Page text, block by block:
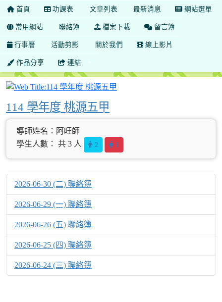
首頁 功課表 文章列表 最新消息 網站選單
常用網站 聯絡簿 檔案下載 留言簿
行事曆 活動剪影 關於我們 線上影片
作品分享 連結
114 學年度 桃源五甲
導師姓名：阿旺師
學生人數： 共 3 人
2 1
2026-06-30 (二) 聯絡簿
2026-06-29 (一) 聯絡簿
2026-06-26 (五) 聯絡簿
2026-06-25 (四) 聯絡簿
2026-06-24 (三) 聯絡簿